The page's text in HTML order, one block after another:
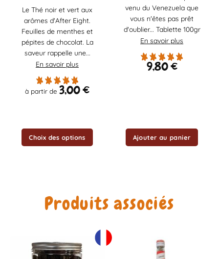
Le Thé noir et vert aux
arômes d'After Eight.
Feuilles de menthes et
pépites de chocolat. La
saveur rappelle une...
En savoir plus
à partir de 3,00€
Choix des options
plusieurs
variations.
Les
options
peuvent
venu du Venezuela que
vous n'êtes pas prêt
d'oublier... Tablette 100gr
En savoir plus
9,80€
Ajouter au panier
Produits associés